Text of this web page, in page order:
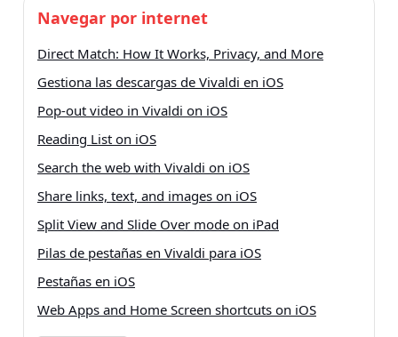
Navegar por internet
Direct Match: How It Works, Privacy, and More
Gestiona las descargas de Vivaldi en iOS
Pop-out video in Vivaldi on iOS
Reading List on iOS
Search the web with Vivaldi on iOS
Share links, text, and images on iOS
Split View and Slide Over mode on iPad
Pilas de pestañas en Vivaldi para iOS
Pestañas en iOS
Web Apps and Home Screen shortcuts on iOS